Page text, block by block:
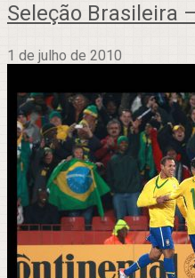
Seleção Brasileira
1 de julho de 2010